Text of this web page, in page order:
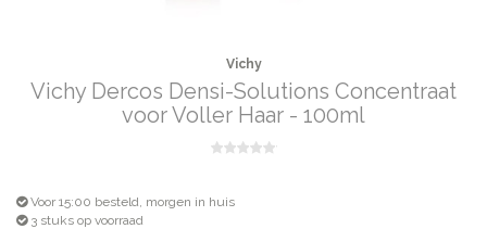
Vichy
Vichy Dercos Densi-Solutions Concentraat
voor Voller Haar - 100ml
Voor 15:00 besteld, morgen in huis
3 stuks op voorraad